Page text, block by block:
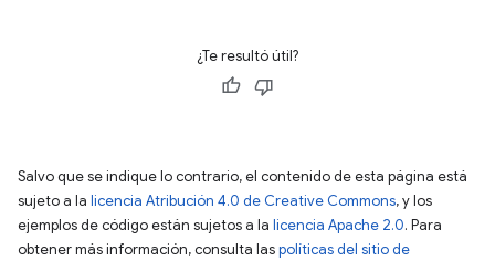
¿Te resultó útil?
Salvo que se indique lo contrario, el contenido de esta página está
sujeto a la licencia Atribución 4.0 de Creative Commons, y los
ejemplos de código están sujetos a la licencia Apache 2.0. Para
obtener más información, consulta laspolíticas del sitio de